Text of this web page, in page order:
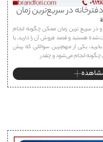
در سریع‌ترین زمان
و در سریع ترین زمان ممکن چگونه انجام
هستید و قصد فروش آن را دارید، یا
یکی از مهم‌ترین سوالاتی که پیش
چگونه انجام می‌شود و چقدر